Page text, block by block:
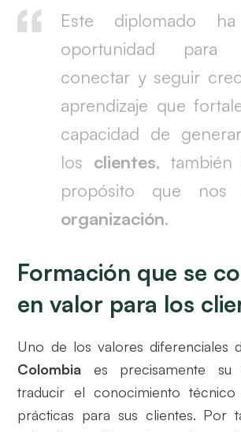
Este diplomado
oportunidad para
conectar y seguir
aprendizaje que
capacidad de
los clientes,
propósito que nos
organización.
Formación que se
en valor para los
Uno de los valores diferenciales
Colombia es precisamente su
traducir el conocimiento técnico
prácticas para sus clientes. Por